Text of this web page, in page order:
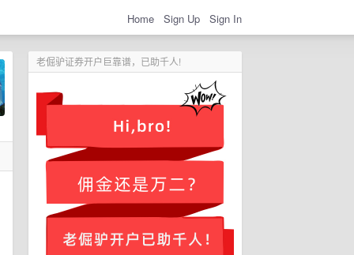
Home Sign Up Sign In
老倔驴证券开户巨靠谱，已助千人!